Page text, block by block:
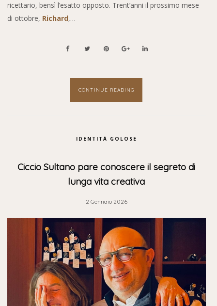
ricettario, bensì l’esatto opposto. Trent’anni il prossimo mese
di ottobre, Richard,…
CONTINUE READING
IDENTITÀ GOLOSE
Ciccio Sultano pare conoscere il segreto di
lunga vita creativa
2 Gennaio 2026